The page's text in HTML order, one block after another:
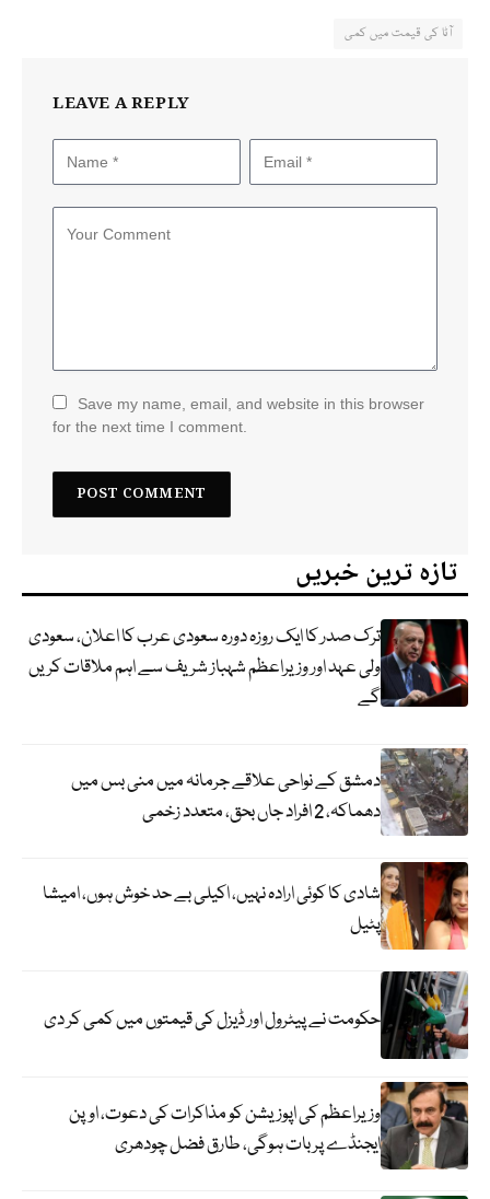
آٹا کی قیمت میں کمی
LEAVE A REPLY
Save my name, email, and website in this browser
for the next time I comment.
تازہ ترین خبریں
ترک صدر کا ایک روزہ دورہ سعودی عرب کا اعلان، سعودی
ولی عہد اور وزیراعظم شہباز شریف سے اہم ملاقات کریں
گے
دمشق کے نواحی علاقے جرمانہ میں منی بس میں
دھماکہ، 2 افراد جاں بحق، متعدد زخمی
شادی کا کوئی ارادہ نہیں، اکیلی بے حد خوش ہوں، امیشا
پٹیل
حکومت نے پیٹرول اور ڈیزل کی قیمتوں میں کمی کر دی
وزیراعظم کی اپوزیشن کو مذاکرات کی دعوت، اوپن
ایجنڈے پر بات ہوگی، طارق فضل چودھری